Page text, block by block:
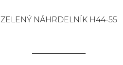
ZELENÝ NÁHRDELNÍK H44-55